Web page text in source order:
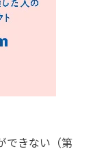
できない（第